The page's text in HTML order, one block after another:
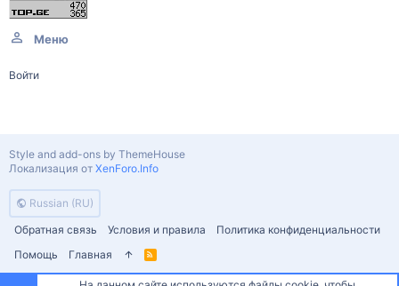
Меню
Войти
Russian (RU)
Обратная связь
Условия и правила
Политика конфиденциальности
Помощь
Главная
R
S
Style and add-ons by ThemeHouse
Локализация от XenForo.Info